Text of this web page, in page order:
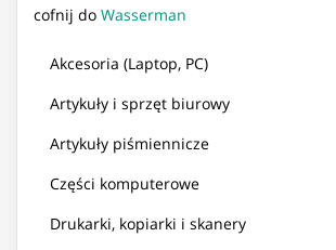
cofnij do Wasserman
Akcesoria (Laptop, PC)
Artykuły i sprzęt biurowy
Artykuły piśmiennicze
Części komputerowe
Drukarki, kopiarki i skanery